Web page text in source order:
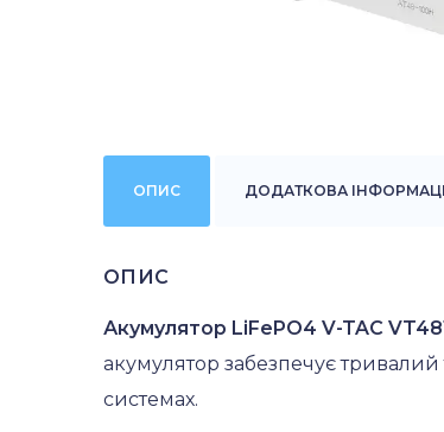
ОПИС ДОДАТКОВА
ОПИС
Акумулятор LiFePO4 V-TAC
акумулятор забезпечує
системах.